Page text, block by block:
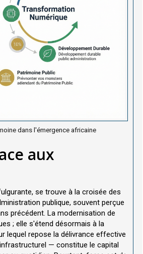
dans l'émergence africaine
aux
se trouve à la croisée des
publique, souvent perçue
précédent. La modernisation de
; elle s'étend désormais à la
lequel repose la délivrance effective
— constitue le capital